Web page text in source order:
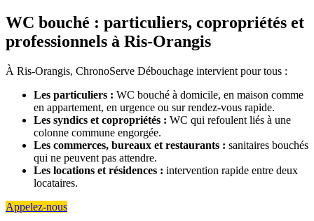
WC bouché : particuliers, copropriétés et
professionnels à Ris-Orangis
À Ris-Orangis, ChronoServe Débouchage intervient pour tous :
Les particuliers : WC bouché à domicile, en maison comme
en appartement, en urgence ou sur rendez-vous rapide.
Les syndics et copropriétés : WC qui refoulent liés à une
colonne commune engorgée.
Les commerces, bureaux et restaurants : sanitaires bouchés
qui ne peuvent pas attendre.
Les locations et résidences : intervention rapide entre deux
locataires.
Appelez-nous